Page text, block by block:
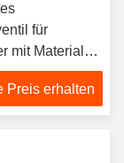
für
mit Material
Preis erhalten